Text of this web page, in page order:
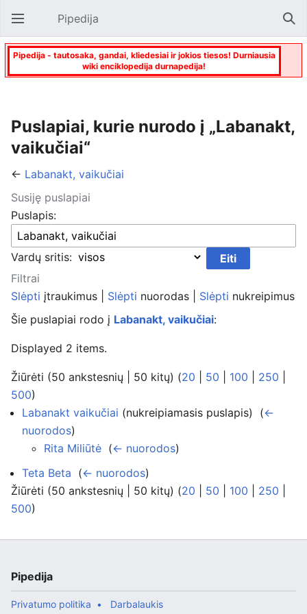
Atverti pagrindinį meniu Pipedija
Pipedija - tautosaka, gandai, kliedesiai ir jokios tiesos! Durniausia
wiki enciklopedija durnapedija!
Puslapiai, kurie nurodo į „Labanakt,
vaikučiai“
← Labanakt, vaikučiai
Susiję puslapiai
Puslapis:
Vardų sritis:
Filtrai
Slėpti įtraukimus | Slėpti nuorodas | Slėpti nukreipimus
Šie puslapiai rodo į Labanakt, vaikučiai:
Displayed 2 items.
Žiūrėti (50 ankstesnių | 50 kitų) (20 50 100 250
500)
Labanakt vaikučiai (nukreipiamasis puslapis) ‎ (←
nuorodos)
Rita Miliūtė (← nuorodos)
Teta Beta (← nuorodos)
Žiūrėti (50 ankstesnių | 50 kitų) (20 50 100 250
500)
Pipedija
Privatumo politika Darbalaukis